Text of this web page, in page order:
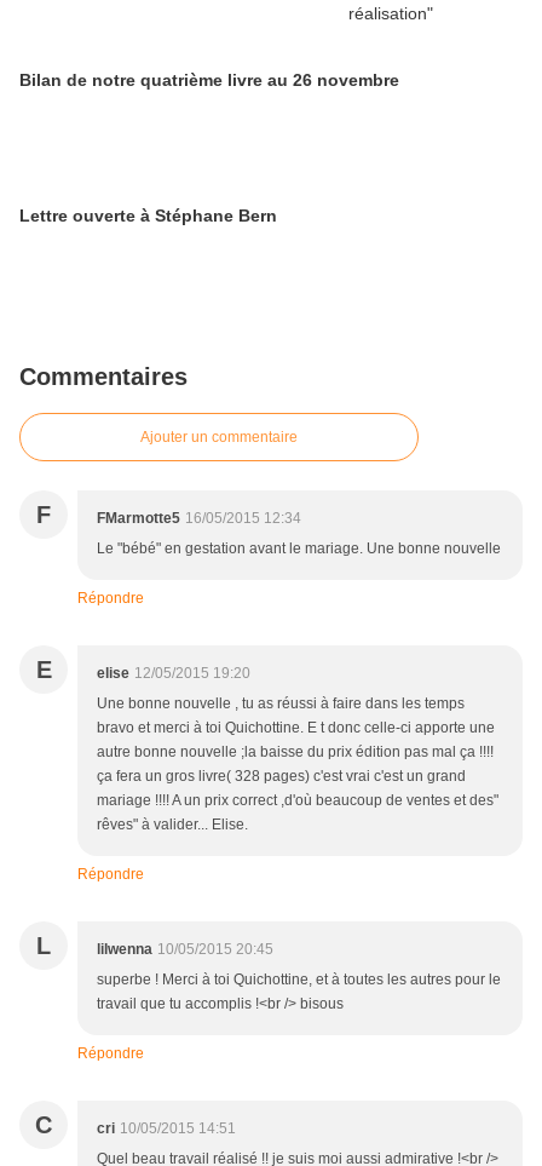
Bilan de notre quatrième livre au 26 novembre
Lettre ouverte à Stéphane Bern
Commentaires
Ajouter un commentaire
F FMarmotte5 16/05/2015 12:34
Le "bébé" en gestation avant le mariage. Une bonne nouvelle
Répondre
E elise 12/05/2015 19:20
Une bonne nouvelle , tu as réussi à faire dans les temps
bravo et merci à toi Quichottine. E t donc celle-ci apporte une
autre bonne nouvelle ;la baisse du prix édition pas mal ça !!!!
ça fera un gros livre( 328 pages) c'est vrai c'est un grand
mariage !!!! A un prix correct ,d'où beaucoup de ventes et des"
rêves" à valider... Elise.
Répondre
L lilwenna 10/05/2015 20:45
superbe ! Merci à toi Quichottine, et à toutes les autres pour le
travail que tu accomplis !<br /> bisous
Répondre
C cri 10/05/2015 14:51
Quel beau travail réalisé !! je suis moi aussi admirative !<br />